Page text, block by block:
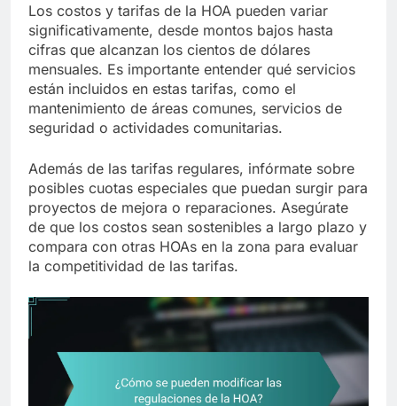
Los costos y tarifas de la HOA pueden variar
significativamente, desde montos bajos hasta
cifras que alcanzan los cientos de dólares
mensuales. Es importante entender qué servicios
están incluidos en estas tarifas, como el
mantenimiento de áreas comunes, servicios de
seguridad o actividades comunitarias.
Además de las tarifas regulares, infórmate sobre
posibles cuotas especiales que puedan surgir para
proyectos de mejora o reparaciones. Asegúrate
de que los costos sean sostenibles a largo plazo y
compara con otras HOAs en la zona para evaluar
la competitividad de las tarifas.